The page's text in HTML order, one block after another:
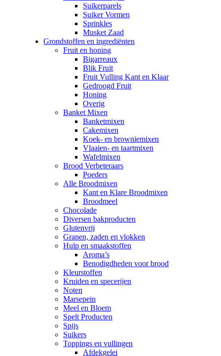
Suikerparels
Suiker Vormen
Sprinkles
Musket Zaad
Grondstoffen en ingrediënten
Fruit en honing
Bigarreaux
Blik Fruit
Fruit Vulling Kant en Klaar
Gedroogd Fruit
Honing
Overig
Banket Mixen
Banketmixen
Cakemixen
Koek- en browniemixen
Vlaaien- en taartmixen
Wafelmixen
Brood Verbeteraars
Poeders
Alle Broodmixen
Kant en Klare Broodmixen
Broodmeel
Chocolade
Diversen bakproducten
Glutenvrij
Granen, zaden en vlokken
Hulp en smaakstoffen
Aroma’s
Benodigdheden voor brood
Kleurstoffen
Kruiden en specerijen
Noten
Marsepein
Meel en Bloem
Spelt Producten
Spijs
Suikers
Toppings en vullingen
Afdekgelei